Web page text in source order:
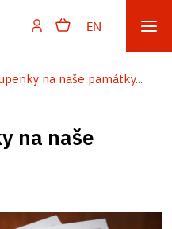
EN
na naše památky...
na naše